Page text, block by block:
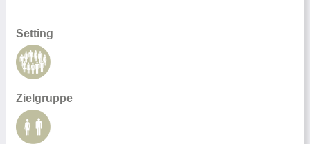
Setting
Zielgruppe